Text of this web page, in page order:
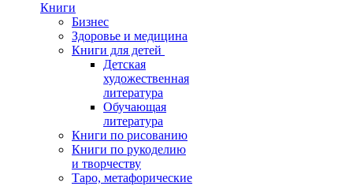
Книги
Бизнес
Здоровье и медицина
Книги для детей
Детская
художественная
литература
Обучающая
литература
Книги по рисованию
Книги по рукоделию
и творчеству
Таро, метафорические